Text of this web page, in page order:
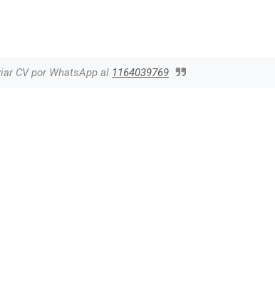
CV por WhatsApp al 1164039769